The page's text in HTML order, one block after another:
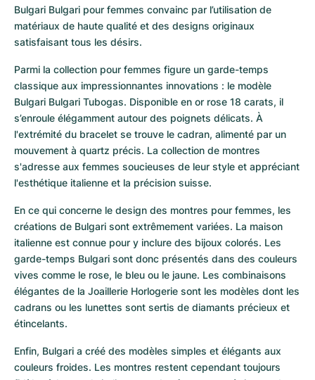
Bulgari Bulgari pour femmes convainc par l’utilisation de
matériaux de haute qualité et des designs originaux
satisfaisant tous les désirs.
Parmi la collection pour femmes figure un garde-temps
classique aux impressionnantes innovations : le modèle
Bulgari Bulgari Tubogas. Disponible en or rose 18 carats, il
s’enroule élégamment autour des poignets délicats. À
l'extrémité du bracelet se trouve le cadran, alimenté par un
mouvement à quartz précis. La collection de montres
s'adresse aux femmes soucieuses de leur style et appréciant
l'esthétique italienne et la précision suisse.
En ce qui concerne le design des montres pour femmes, les
créations de Bulgari sont extrêmement variées. La maison
italienne est connue pour y inclure des bijoux colorés. Les
garde-temps Bulgari sont donc présentés dans des couleurs
vives comme le rose, le bleu ou le jaune. Les combinaisons
élégantes de la Joaillerie Horlogerie sont les modèles dont les
cadrans ou les lunettes sont sertis de diamants précieux et
étincelants.
Enfin, Bulgari a créé des modèles simples et élégants aux
couleurs froides. Les montres restent cependant toujours